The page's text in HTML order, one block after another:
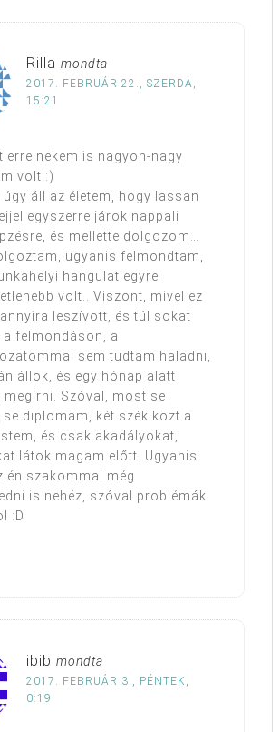
Rilla mondta
2017. FEBRUÁR 22., SZERDA,
15:21
erre nekem is nagyon-nagy
volt :)
úgy áll az életem, hogy lassan
egyszerre járok nappali
és mellette dolgozom…
ugyanis felmondtam,
hangulat egyre
volt.. Viszont, mivel ez
leszívott, és túl sokat
a felmondáson, a
sem tudtam haladni,
állok, és egy hónap alatt
megírni. Szóval, most se
se diplomám, két szék közt a
és csak akadályokat,
látok magam előtt. Ugyanis
én szakommal még
is nehéz, szóval problémák
:D
ibib mondta
2017. FEBRUÁR 3., PÉNTEK,
0:19